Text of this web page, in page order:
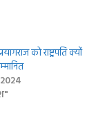
को राष्ट्रपति क्‍यों